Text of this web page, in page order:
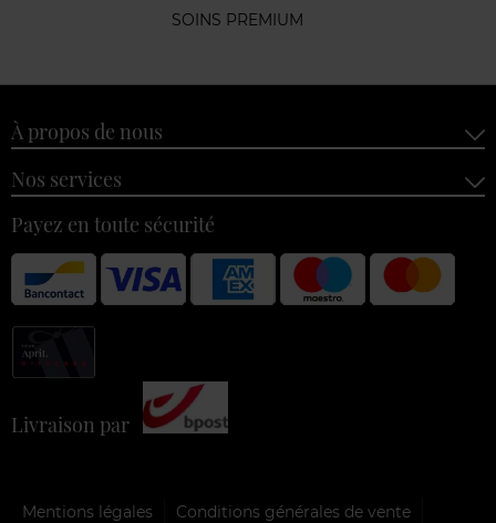
SOINS PREMIUM
À propos de nous
Nos services
Payez en toute sécurité
Livraison par
Mentions légales Conditions générales de vente